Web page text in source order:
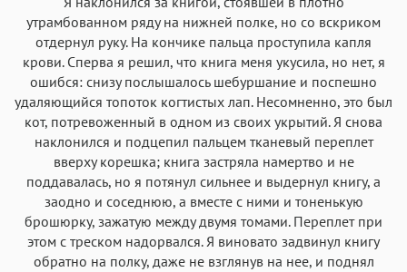
утрамбованном ряду на нижней полке, но со вскриком
отдернул руку. На кончике пальца проступила капля
крови. Сперва я решил, что книга меня укусила, но нет, я
ошибся: снизу послышалось шебуршание и поспешно
удаляющийся топоток когтистых лап. Несомненно, это был
кот, потревоженный в одном из своих укрытий. Я снова
наклонился и подцепил пальцем тканевый переплет
вверху корешка; книга застряла намертво и не
поддавалась, но я потянул сильнее и выдернул книгу, а
заодно и соседнюю, а вместе с ними и тоненькую
брошюрку, зажатую между двумя томами. Переплет при
этом с треском надорвался. Я виновато задвинул книгу
обратно на полку, даже не взглянув на нее, и поднял